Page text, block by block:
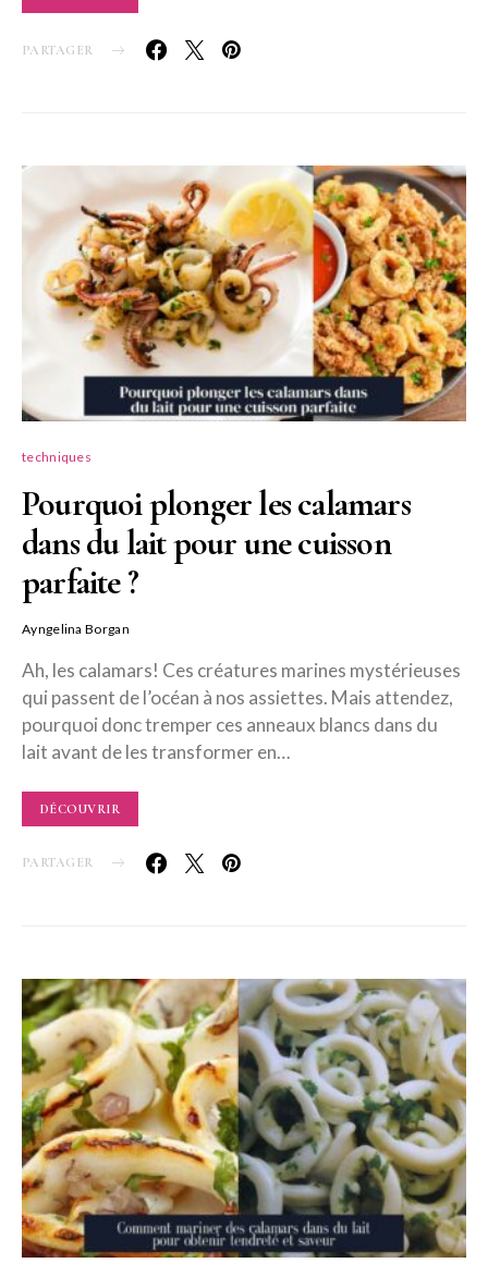
PARTAGER
techniques
Pourquoi plonger les calamars
dans du lait pour une cuisson
parfaite ?
Ayngelina Borgan
Ah, les calamars! Ces créatures marines mystérieuses
qui passent de l’océan à nos assiettes. Mais attendez,
pourquoi donc tremper ces anneaux blancs dans du
lait avant de les transformer en…
DÉCOUVRIR
PARTAGER